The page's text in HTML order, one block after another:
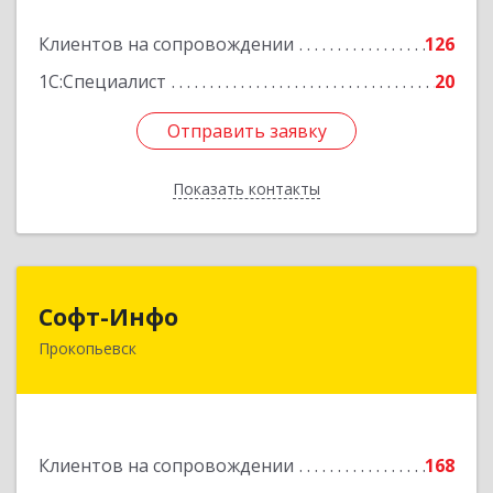
Клиентов на сопровождении
126
1С:Специалист
20
Отправить заявку
Показать контакты
Отправить заявку
Назад
Софт-Инфо
Прокопьевск
Клиентов на сопровождении
168
653039, Кемеровская область - Кузбасс,
Подробнее